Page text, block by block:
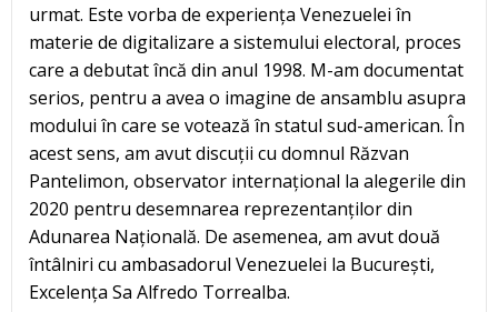
urmat. Este vorba de experiența Venezuelei în
materie de digitalizare a sistemului electoral, proces
care a debutat încă din anul 1998. M-am documentat
serios, pentru a avea o imagine de ansamblu asupra
modului în care se votează în statul sud-american. În
acest sens, am avut discuții cu domnul Răzvan
Pantelimon, observator internațional la alegerile din
2020 pentru desemnarea reprezentanților din
Adunarea Națională. De asemenea, am avut două
întâlniri cu ambasadorul Venezuelei la București,
Excelența Sa Alfredo Torrealba.